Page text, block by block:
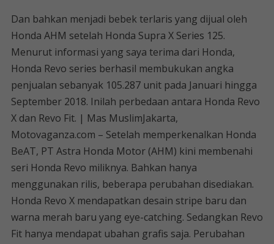
Dan bahkan menjadi bebek terlaris yang dijual oleh
Honda AHM setelah Honda Supra X Series 125.
Menurut informasi yang saya terima dari Honda,
Honda Revo series berhasil membukukan angka
penjualan sebanyak 105.287 unit pada Januari hingga
September 2018. Inilah perbedaan antara Honda Revo
X dan Revo Fit. | Mas MuslimJakarta,
Motovaganza.com – Setelah memperkenalkan Honda
BeAT, PT Astra Honda Motor (AHM) kini membenahi
seri Honda Revo miliknya. Bahkan hanya
menggunakan rilis, beberapa perubahan disediakan.
Honda Revo X mendapatkan desain stripe baru dan
warna merah baru yang eye-catching. Sedangkan Revo
Fit hanya mendapat ubahan grafis saja. Perubahan